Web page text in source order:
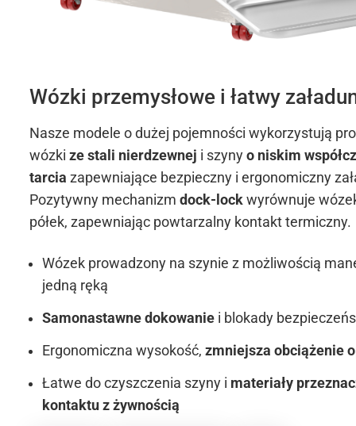
Wózki przemysłowe i łatwy
Nasze modele o dużej pojemności wykorzystują
wózki ze stali nierdzewnej i szyny o niskim
tarcia zapewniające bezpieczny i ergonomiczny
Pozytywny mechanizm dock-lockwyrównuje
półek, zapewniając powtarzalny kontakt termiczny.
Wózek prowadzony na szynie z możliwością
jedną ręką
Samonastawne dokowaniei blokady
Ergonomiczna wysokość, zmniejsza obciążenie
Łatwe do czyszczenia szyny i materiały
kontaktu z żywnością